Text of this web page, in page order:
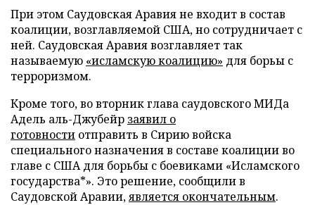
При этом Саудовская Аравия не входит в состав
коалиции, возглавляемой США, но сотрудничает с
ней. Саудовская Аравия возглавляет так
называемую «исламскую коалицию» для борьы с
терроризмом.
Кроме того, во вторник глава саудовского МИДа
Адель аль-Джубейр заявил о
готовности отправить в Сирию войска
специального назначения в составе коалиции во
главе с США для борьбы с боевиками «Исламского
государства*». Это решение, сообщили в
Саудовской Аравии,является окончательным.